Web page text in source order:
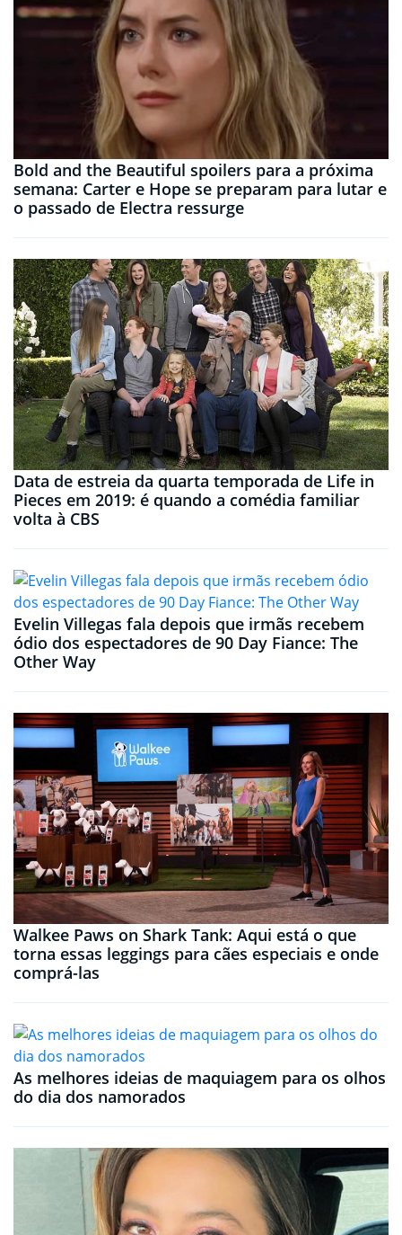
Bold and the Beautiful spoilers para a próxima
semana: Carter e Hope se preparam para lutar e
o passado de Electra ressurge
Data de estreia da quarta temporada de Life in
Pieces em 2019: é quando a comédia familiar
volta à CBS
Evelin Villegas fala depois que irmãs recebem
ódio dos espectadores de 90 Day Fiance: The
Other Way
Walkee Paws on Shark Tank: Aqui está o que
torna essas leggings para cães especiais e onde
comprá-las
As melhores ideias de maquiagem para os olhos
do dia dos namorados